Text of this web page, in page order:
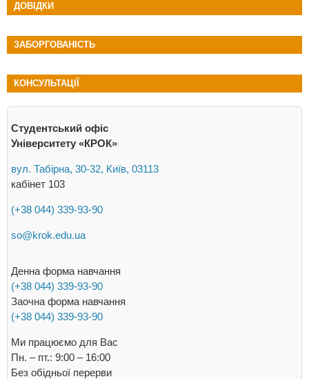
ДОВІДКИ
ЗАБОРГОВАНІСТЬ
КОНСУЛЬТАЦІЇ
Студентський офіс
Університету «КРОК»
вул. Табірна, 30-32, Київ, 03113
кабінет 103
(+38 044) 339-93-90
so@krok.edu.ua
Денна форма навчання
(+38 044) 339-93-90
Заочна форма навчання
(+38 044) 339-93-90
Ми працюємо для Вас
Пн. – пт.: 9:00 – 16:00
Без обідньої перерви